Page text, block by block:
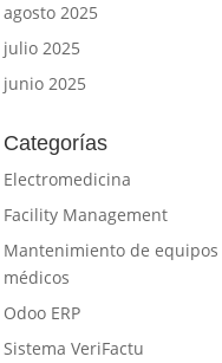
agosto 2025
julio 2025
junio 2025
Categorías
Electromedicina
Facility Management
Mantenimiento de equipos
médicos
Odoo ERP
Sistema VeriFactu